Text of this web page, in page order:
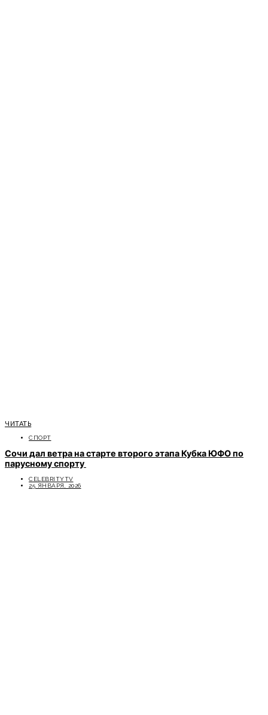
ЧИТАТЬ
СПОРТ
Сочи дал ветра на старте второго этапа Кубка ЮФО по
парусному спорту
CELEBRITYTV
25 ЯНВАРЯ, 2026